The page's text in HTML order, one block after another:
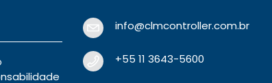
info@clmcontroller.com.br
+55 11 3643-5600